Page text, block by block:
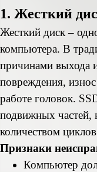
1. Жесткий
Жесткий диск –
компьютера. В
причинами выхода
повреждения,
работе головок.
подвижных частей,
количеством
Признаки
Компьютер